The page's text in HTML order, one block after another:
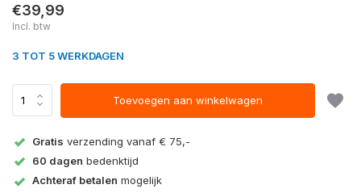
€39,99
Incl. btw
3 TOT 5 WERKDAGEN
Toevoegen aan winkelwagen
Gratis verzending vanaf € 75,-
60 dagen bedenktijd
Achteraf betalen mogelijk